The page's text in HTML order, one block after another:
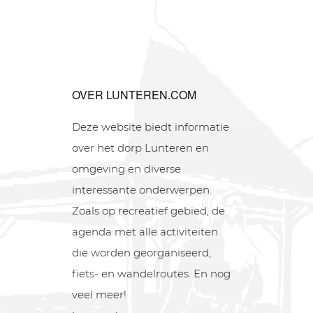
OVER LUNTEREN.COM
Deze website biedt informatie
over het dorp Lunteren en
omgeving en diverse
interessante onderwerpen.
Zoals op recreatief gebied, de
agenda met alle activiteiten
die worden georganiseerd,
fiets- en wandelroutes. En nog
veel meer!